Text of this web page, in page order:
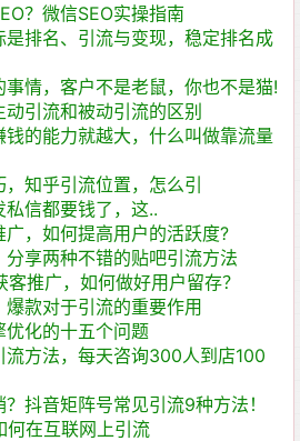
？微信SEO实操指南
是排名、引流与变现，稳定排名成
情，客户不是老鼠，你也不是猫!
引流和被动引流的区别
钱的能力就越大，什么叫做靠流量
知乎引流位置，怎么引
信都要钱了，这..
，如何提高用户的活跃度?
分享两种不错的贴吧引流方法
推广，如何做好用户留存？
款对于引流的重要作用
化的十五个问题
流方法，每天咨询300人到店100
抖音矩阵号常见引流9种方法！
何在互联网上引流